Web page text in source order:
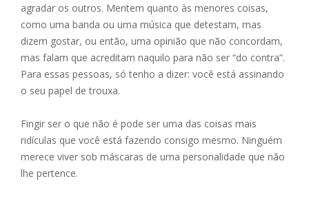
agradar os outros. Mentem quanto às menores coisas,
como uma banda ou uma música que detestam, mas
dizem gostar, ou então, uma opinião que não concordam,
mas falam que acreditam naquilo para não ser “do contra”.
Para essas pessoas, só tenho a dizer: você está assinando
o seu papel de trouxa.
Fingir ser o que não é pode ser uma das coisas mais
ridículas que você está fazendo consigo mesmo. Ninguém
merece viver sob máscaras de uma personalidade que não
lhe pertence.